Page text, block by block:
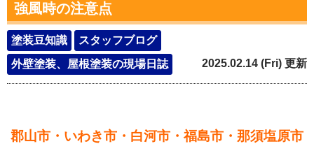
強風時の注意点
塗装豆知識
スタッフブログ
外壁塗装、屋根塗装の現場日誌
2025.02.14 (Fri) 更新
郡山市・いわき市・白河市・福島市・那須塩原市